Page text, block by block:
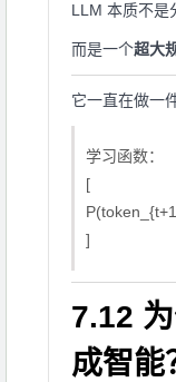
LLM 本质不是
而是一个超大
它一直在做一
学习函数：
[
]
7.12
成智能